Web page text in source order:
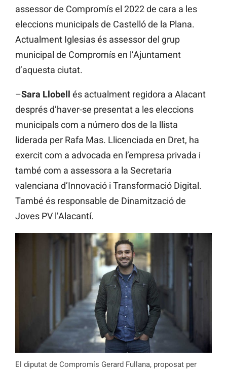
assessor de Compromís el 2022 de cara a les
eleccions municipals de Castelló de la Plana.
Actualment Iglesias és assessor del grup
municipal de Compromís en l’Ajuntament
d’aquesta ciutat.
–Sara Llobell és actualment regidora a Alacant
després d’haver-se presentat a les eleccions
municipals com a número dos de la llista
liderada per Rafa Mas. Llicenciada en Dret, ha
exercit com a advocada en l’empresa privada i
també com a assessora a la Secretaria
valenciana d’Innovació i Transformació Digital.
També és responsable de Dinamització de
Joves PV l’Alacantí.
El diputat de Compromís Gerard Fullana, proposat per